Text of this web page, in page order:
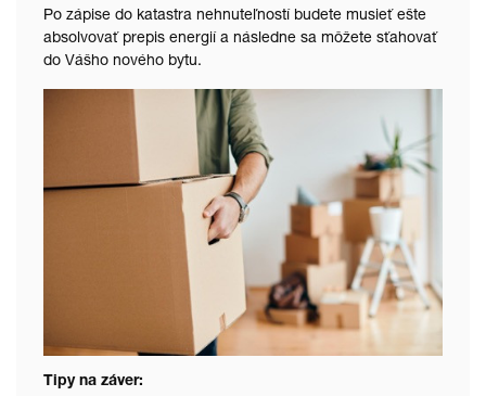
Po zápise do katastra nehnuteľností budete musieť ešte
absolvovať prepis energií a následne sa môžete sťahovať
do Vášho nového bytu.
Tipy na záver: